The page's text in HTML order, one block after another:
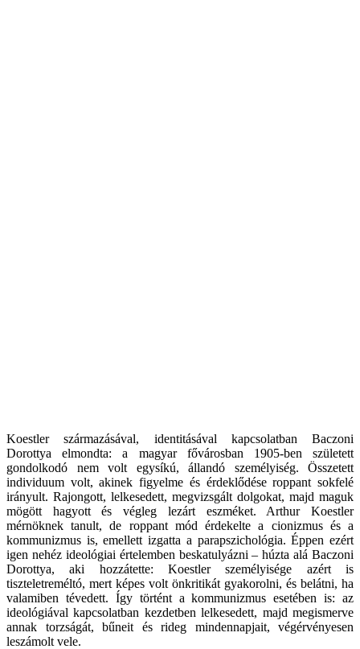
Koestler származásával, identitásával kapcsolatban Baczoni
Dorottya elmondta: a magyar fővárosban 1905-ben született
gondolkodó nem volt egysíkú, állandó személyiség. Összetett
individuum volt, akinek figyelme és érdeklődése roppant sokfelé
irányult. Rajongott, lelkesedett, megvizsgált dolgokat, majd maguk
mögött hagyott és végleg lezárt eszméket. Arthur Koestler
mérnöknek tanult, de roppant mód érdekelte a cionizmus és a
kommunizmus is, emellett izgatta a parapszichológia. Éppen ezért
igen nehéz ideológiai értelemben beskatulyázni – húzta alá Baczoni
Dorottya, aki hozzátette: Koestler személyisége azért is
tiszteletreméltó, mert képes volt önkritikát gyakorolni, és belátni, ha
valamiben tévedett. Így történt a kommunizmus esetében is: az
ideológiával kapcsolatban kezdetben lelkesedett, majd megismerve
annak torzságát, bűneit és rideg mindennapjait, végérvényesen
leszámolt vele.